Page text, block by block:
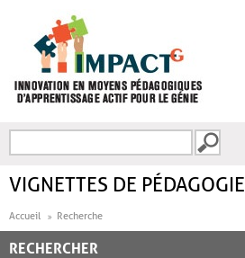
FORMULAIRE DE
VIGNETTES DE
Accueil Recherche
RECHERCHER